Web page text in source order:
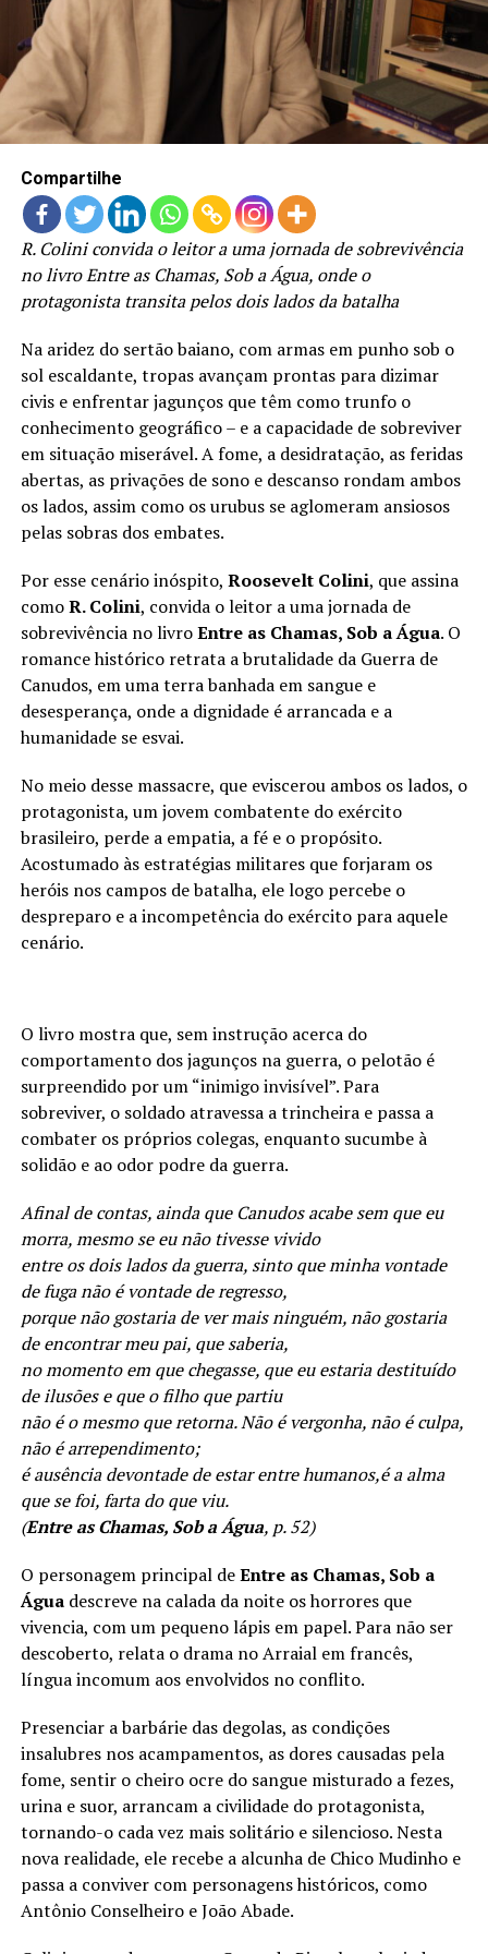
LANÇAMENTOS
Compartilhe
R. Colini convida o leitor a uma jornada de sobrevivência
no livro Entre as Chamas, Sob a Água, onde o
protagonista transita pelos dois lados da batalha
Na aridez do sertão baiano, com armas em punho sob o
sol escaldante, tropas avançam prontas para dizimar
civis e enfrentar jagunços que têm como trunfo o
conhecimento geográfico – e a capacidade de sobreviver
em situação miserável. A fome, a desidratação, as feridas
abertas, as privações de sono e descanso rondam ambos
os lados, assim como os urubus se aglomeram ansiosos
pelas sobras dos embates.
Por esse cenário inóspito, Roosevelt Colini, que assina
comoR. Colini, convida o leitor a uma jornada de
sobrevivência no livroEntre as Chamas, Sob a Água. O
romance histórico retrata a brutalidade da Guerra de
Canudos, em uma terra banhada em sangue e
desesperança, onde a dignidade é arrancada e a
humanidade se esvai.
No meio desse massacre, que eviscerou ambos os lados, o
protagonista, um jovem combatente do exército
brasileiro, perde a empatia, a fé e o propósito.
Acostumado às estratégias militares que forjaram os
heróis nos campos de batalha, ele logo percebe o
despreparo e a incompetência do exército para aquele
cenário.
O livro mostra que, sem instrução acerca do
comportamento dos jagunços na guerra, o pelotão é
surpreendido por um “inimigo invisível”. Para
sobreviver, o soldado atravessa a trincheira e passa a
combater os próprios colegas, enquanto sucumbe à
solidão e ao odor podre da guerra.
Afinal de contas, ainda que Canudos acabe sem que eu
morra, mesmo se eu não tivesse vivido
entre os dois lados da guerra, sinto que minha vontade
de fuga não é vontade de regresso,
porque não gostaria de ver mais ninguém, não gostaria
de encontrar meu pai, que saberia,
no momento em que chegasse, que eu estaria destituído
de ilusões e que o filho que partiu
não é o mesmo que retorna. Não é vergonha, não é culpa,
não é arrependimento;
é ausência devontade de estar entre humanos,é a alma
que se foi, farta do que viu.
(Entre as Chamas, Sob a Água, p. 52)
O personagem principal deEntre as Chamas, Sob a
Águadescreve na calada da noite os horrores que
vivencia, com um pequeno lápis em papel. Para não ser
descoberto, relata o drama no Arraial em francês,
língua incomum aos envolvidos no conflito.
Presenciar a barbárie das degolas, as condições
insalubres nos acampamentos, as dores causadas pela
fome, sentir o cheiro ocre do sangue misturado a fezes,
urina e suor, arrancam a civilidade do protagonista,
tornando-o cada vez mais solitário e silencioso. Nesta
nova realidade, ele recebe a alcunha de Chico Mudinho e
passa a conviver com personagens históricos, como
Antônio Conselheiro e João Abade.